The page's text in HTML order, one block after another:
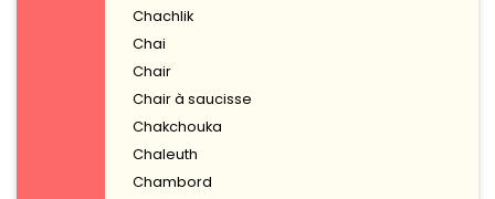
Chachlik
Chai
Chair
Chair à saucisse
Chakchouka
Chaleuth
Chambord